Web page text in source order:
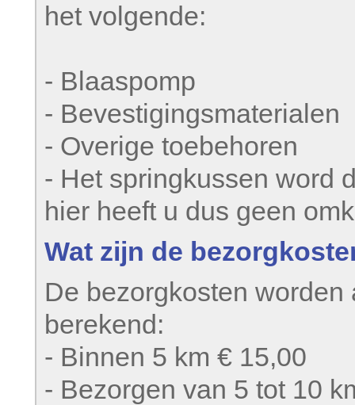
het volgende:
- Blaaspomp
- Bevestigingsmaterialen
- Overige toebehoren
- Het springkussen word
hier heeft u dus geen
Wat zijn de
De bezorgkosten
berekend:
- Binnen 5 km € 15,00
- Bezorgen van 5 tot 10